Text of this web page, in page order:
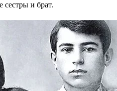
сестры и брат.